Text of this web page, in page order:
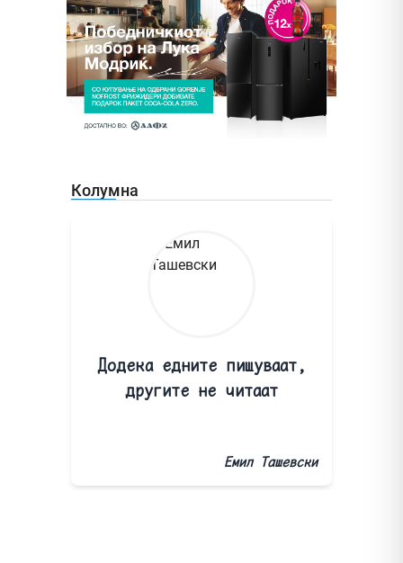
Колумна
Додека едните пишуваат,
другите не читаат
Емил Ташевски